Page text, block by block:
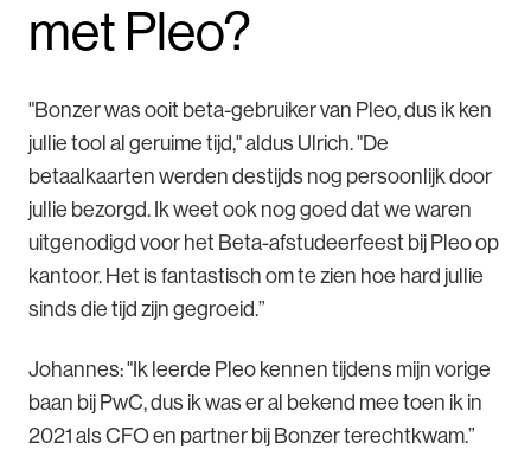
met Pleo?
"Bonzer was ooit beta-gebruiker van Pleo, dus ik ken
jullie tool al geruime tijd," aldus Ulrich. "De
betaalkaarten werden destijds nog persoonlijk door
jullie bezorgd. Ik weet ook nog goed dat we waren
uitgenodigd voor het Beta-afstudeerfeest bij Pleo op
kantoor. Het is fantastisch om te zien hoe hard jullie
sinds die tijd zijn gegroeid.”
Johannes: "Ik leerde Pleo kennen tijdens mijn vorige
baan bij PwC, dus ik was er al bekend mee toen ik in
2021 als CFO en partner bij Bonzer terechtkwam.”